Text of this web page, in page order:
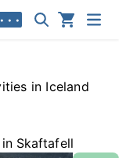
• • •
in Iceland
Skaftafell